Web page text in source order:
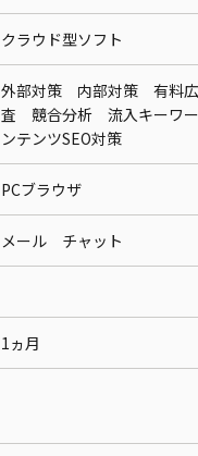
クラウド型ソフト
外部対策 内部対策 有料
査 競合分析 流入キーワ
ンテンツSEO対策
PCブラウザ
メール チャット
1ヵ月